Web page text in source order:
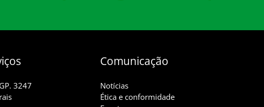
3247
Comunicação
Notícias
Ética e conformidade